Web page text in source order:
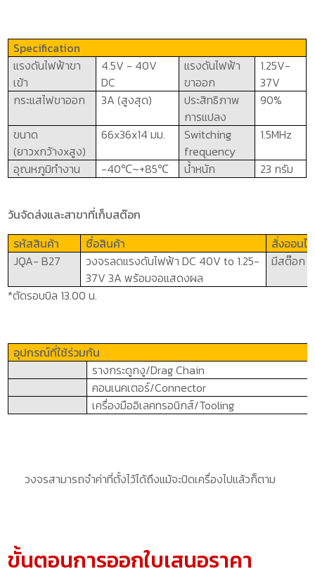
Specification
แรงดันไฟฟ้าขา
เข้า
4.5V - 40V
DC
แรงดันไฟฟ้า
ขาออก
1.25V-
37V
กระแสไฟขาออก
3A (สูงสุด)
ประสิทธิภาพ
การแปลง
90%
ขนาด
(ยาวxกว้างxสูง)
66x36x14 มม.
Switching
frequency
1.5MHz
อุณหภูมิทำงาน -40℃~+85℃ น้ำหนัก 23 กรัม
วันจัดส่งและสาขาที่เก็บสต๊อก
รหัสสินค้า
ชื่อสินค้า
สั่งออนไ
JQA- B27 วงจรลดแรงดันไฟฟ้าDC 40V to 1.25-
37V 3Aพร้อมจอแสดงผล
มีสต๊อก
*ตัดรอบบิล 13.00 น.
อุปกรณ์ที่ใช้ร่วมกัน
รางกระดูกงู/Drag Chain
คอนเนคเตอร์/Connector
เครื่องมืออิเลคทรอนิกส์/Tooling
วงจรสามารถจำค่าที่ตั้งไว้ได้ถึงแม้จะปิดเครื่องไปแล้วก็ตาม
ขั้นตอนการออกใบเสนอราคา